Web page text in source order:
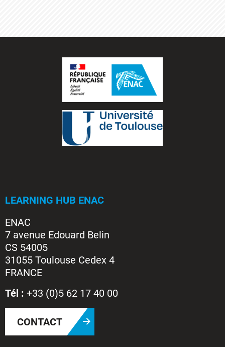
LEARNING HUB ENAC
ENAC
7 avenue Edouard Belin
CS 54005
31055 Toulouse Cedex 4
FRANCE
Tél : +33 (0)5 62 17 40 00
CONTACT